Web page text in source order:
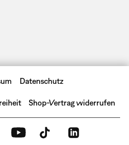
Datenschutz
Shop-Vertrag widerrufen